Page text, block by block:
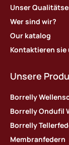
Unser
Wer sind wir?
Our katalog
Kontaktieren sie
Unsere
Borrelly
Borrelly Ondufil
Borrelly
Membranfedern